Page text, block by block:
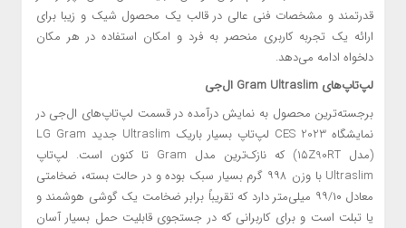
قدرتمند و مشخصات فنی عالی در قالب یک محصول شیک و زیبا برای
ارائه یک تجربه کاربری منحصر به فرد و امکان استفاده در هر مکان
دلخواه ادامه می‌دهد.
لپ‌تاپ‌های Gram Ultraslim ال‌جی
برجسته‌ترین محصول به نمایش درآمده در قسمت لپ‌تاپ‌های ال‌جی در
نمایشگاه CES 2023 لپ‌تاپ بسیار باریک Ultraslim جدید LG Gram
(مدل ۱۵Z90RT) که نازک‌ترین مدل Gram تا کنون است. لپ‌تاپ
Ultraslim با وزن ۹۹۸ گرم بسیار سبک بوده و در حالت بسته، ضخامتی
معادل ۹۹/۱۰ میلی‌متر دارد که تقریباً برابر ضخامت یک گوشی هوشمند و
یا تبلت است و برای کاربرانی که در جستجوی قابلیت‌ حمل بسیار آسان